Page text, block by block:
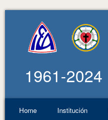
1961-2024
Home Institución